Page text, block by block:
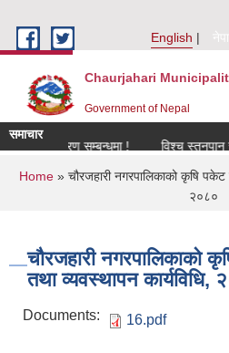
English
Chaurjahari
Government of Nepal
समाचार
नविकरण सम्बन्धमा !
विश्च स्तनपान
You are here
Home » चौरजहारी नगरपालिकाको कृषि
२०८०
चौरजहारी नगरपालिकाको
तथा व्यवस्थापन कार्यविधि,
Documents: 16.pdf